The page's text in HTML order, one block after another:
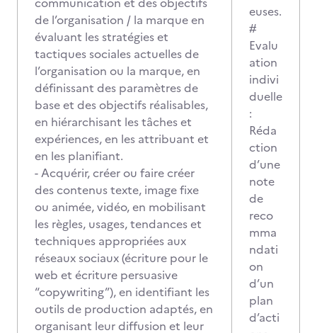
de l’organisation / la marque en
évaluant les stratégies et
tactiques sociales actuelles de
l’organisation ou la marque, en
définissant des paramètres de
base et des objectifs réalisables,
en hiérarchisant les tâches et
expériences, en les attribuant et
en les planifiant.
- Acquérir, créer ou faire créer
des contenus texte, image fixe
ou animée, vidéo, en mobilisant
les règles, usages, tendances et
techniques appropriées aux
réseaux sociaux (écriture pour le
web et écriture persuasive
“copywriting”), en identifiant les
outils de production adaptés, en
organisant leur diffusion et leur
euses.
#
Evalu
ation
indivi
duelle
:
Réda
ction
d’une
note
de
reco
mma
ndati
on
d’un
plan
d’acti